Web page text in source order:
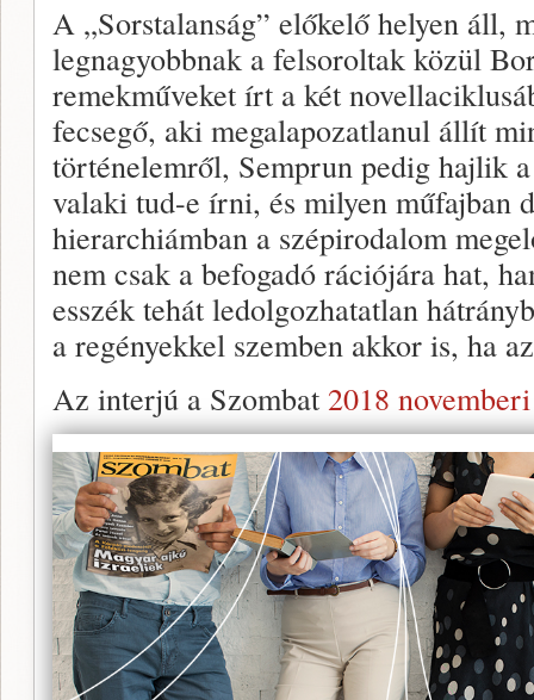
A „Sorstalanság” előkelő helyen áll,
legnagyobbnak a felsoroltak közül
remekműveket írt a két
fecsegő, aki megalapozatlanul állít
történelemről, Semprun pedig hajlik
valaki tud-e írni, és milyen műfajban
hierarchiámban a szépirodalom
nem csak a befogadó rációjára hat,
esszék tehát ledolgozhatatlan
a regényekkel szemben akkor is, ha
Az interjú a Szombat 2018